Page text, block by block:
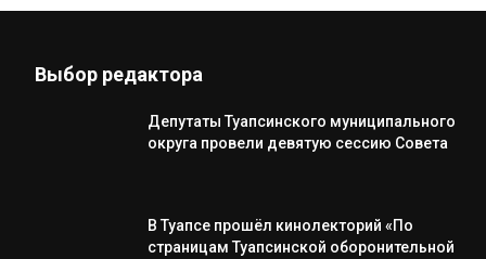
Выбор редактора
Депутаты Туапсинского муниципального
округа провели девятую сессию Совета
В Туапсе прошёл кинолекторий «По
страницам Туапсинской оборонительной